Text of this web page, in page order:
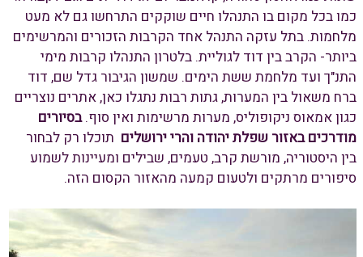
כמו בכל מקום בו התנהלו חיים שוקקים התרחשו גם לא מעט
מלחמות. בתל עזקה התנהל אחד הקרבות הזכורים והמרשימים
ביותר- הקרב בין דוד לגוליית. בלטרון התנהלו קרבות מימי
התנ"ך ועד מלחמת ששת הימים. שמשון הגיבור גדל שם, דוד
ברח משאול בין המערות, גתות רבות נתגלו כאן, אתרים נוצריים
כגון אמאוס ניקופוליס, מערות מרשימות ואין סוף.בסיורים
מודרכים באזור שפלת יהודה והרי ירושלים תוכלו רק לבחור
בין היסטוריה, מורשת קרב, טעמים, שבילים ומעיינות לשמוע
סיפורים מרתקים ולטעום קמעה מהאזור הקסום הזה.